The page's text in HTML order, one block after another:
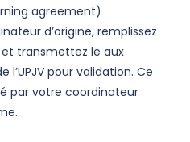
agreement)
d’origine, remplissez
transmettez le aux
l’UPJV pour validation. Ce
par votre coordinateur